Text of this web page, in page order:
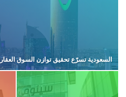
السعودية تسرّع تحقيق توازن السوق